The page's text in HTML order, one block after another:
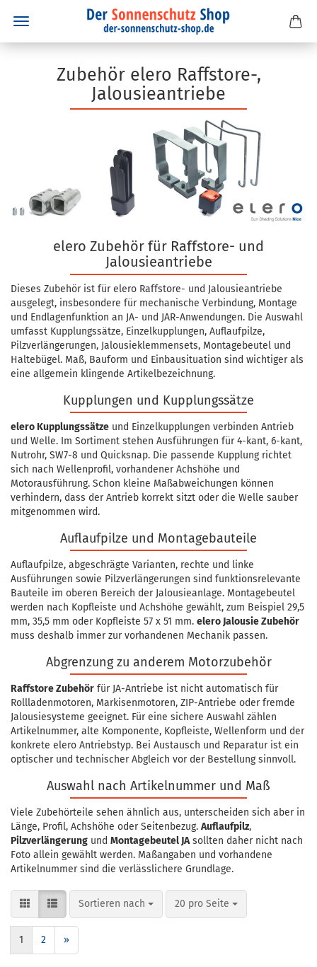
Zubehör elero Raffstore-,
Jalousieantriebe
elero Zubehör für Raffstore- und
Jalousieantriebe
Dieses Zubehör ist für elero Raffstore- und Jalousieantriebe
ausgelegt, insbesondere für mechanische Verbindung, Montage
und Endlagenfunktion an JA- und JAR-Anwendungen. Die Auswahl
umfasst Kupplungssätze, Einzelkupplungen, Auflaufpilze,
Pilzverlängerungen, Jalousieklemmensets, Montagebeutel und
Haltebügel. Maß, Bauform und Einbausituation sind wichtiger als
eine allgemein klingende Artikelbezeichnung.
Kupplungen und Kupplungssätze
elero Kupplungssätze und Einzelkupplungen verbinden Antrieb
und Welle. Im Sortiment stehen Ausführungen für 4-kant, 6-kant,
Nutrohr, SW7-8 und Quicksnap. Die passende Kupplung richtet
sich nach Wellenprofil, vorhandener Achshöhe und
Motorausführung. Schon kleine Maßabweichungen können
verhindern, dass der Antrieb korrekt sitzt oder die Welle sauber
mitgenommen wird.
Auflaufpilze und Montagebauteile
Auflaufpilze, abgeschrägte Varianten, rechte und linke
Ausführungen sowie Pilzverlängerungen sind funktionsrelevante
Bauteile im oberen Bereich der Jalousieanlage. Montagebeutel
werden nach Kopfleiste und Achshöhe gewählt, zum Beispiel 29,5
mm, 35,5 mm oder Kopfleiste 57 x 51 mm. elero Jalousie Zubehör
muss deshalb immer zur vorhandenen Mechanik passen.
Abgrenzung zu anderem Motorzubehör
Raffstore Zubehör für JA-Antriebe ist nicht automatisch für
Rollladenmotoren, Markisenmotoren, ZIP-Antriebe oder fremde
Jalousiesysteme geeignet. Für eine sichere Auswahl zählen
Artikelnummer, alte Komponente, Kopfleiste, Wellenform und der
konkrete elero Antriebstyp. Bei Austausch und Reparatur ist ein
optischer und technischer Abgleich vor der Bestellung sinnvoll.
Auswahl nach Artikelnummer und Maß
Viele Zubehörteile sehen ähnlich aus, unterscheiden sich aber in
Länge, Profil, Achshöhe oder Seitenbezug. Auflaufpilz,
Pilzverlängerung und Montagebeutel JAsollten daher nicht nach
Foto allein gewählt werden. Maßangaben und vorhandene
Artikelnummer sind die verlässlichere Grundlage.
Sortieren nach
Sortieren nach 20 pro Seite
pro Seite
1 2 »